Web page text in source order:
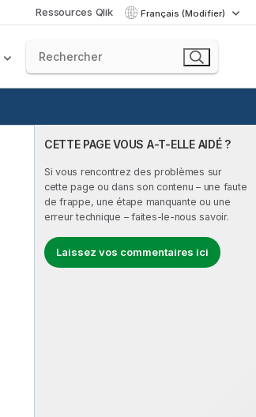
Ressources Qlik Français (Modifier)
CETTE PAGE VOUS A-T-ELLE AIDÉ ?
Si vous rencontrez des problèmes sur
cette page ou dans son contenu – une faute
de frappe, une étape manquante ou une
erreur technique – faites-le-nous savoir.
Laissez vos commentaires ici